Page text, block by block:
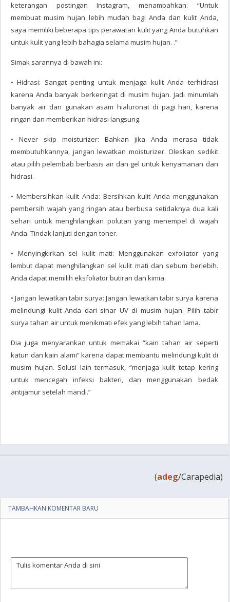
keterangan postingan Instagram, menambahkan: “Untuk
membuat musim hujan lebih mudah bagi Anda dan kulit Anda,
saya memiliki beberapa tips perawatan kulit yang Anda butuhkan
untuk kulit yang lebih bahagia selama musim hujan. .”
Simak sarannya di bawah ini:
• Hidrasi: Sangat penting untuk menjaga kulit Anda terhidrasi
karena Anda banyak berkeringat di musim hujan. Jadi minumlah
banyak air dan gunakan asam hialuronat di pagi hari, karena
ringan dan memberikan hidrasi langsung.
• Never skip moisturizer: Bahkan jika Anda merasa tidak
membutuhkannya, jangan lewatkan moisturizer. Oleskan sedikit
atau pilih pelembab berbasis air dan gel untuk kenyamanan dan
hidrasi.
• Membersihkan kulit Anda: Bersihkan kulit Anda menggunakan
pembersih wajah yang ringan atau berbusa setidaknya dua kali
sehari untuk menghilangkan polutan yang menempel di wajah
Anda. Tindak lanjuti dengan toner.
• Menyingkirkan sel kulit mati: Menggunakan exfoliator yang
lembut dapat menghilangkan sel kulit mati dan sebum berlebih.
Anda dapat memilih eksfoliator butiran dan kimia.
• Jangan lewatkan tabir surya: Jangan lewatkan tabir surya karena
melindungi kulit Anda dari sinar UV di musim hujan. Pilih tabir
surya tahan air untuk menikmati efek yang lebih tahan lama.
Dia juga menyarankan untuk memakai “kain tahan air seperti
katun dan kain alami” karena dapat membantu melindungi kulit di
musim hujan. Solusi lain termasuk, “menjaga kulit tetap kering
untuk mencegah infeksi bakteri, dan menggunakan bedak
antijamur setelah mandi.”
(adeg/Carapedia)
TAMBAHKAN KOMENTAR BARU